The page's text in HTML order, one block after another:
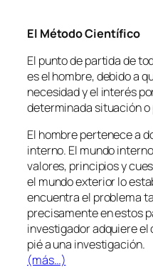
El Método Científico
El punto de partida de
es el hombre, debido a
necesidad y el interés
determinada situación o
El hombre pertenece a
interno. El mundo
valores, principios y
el mundo exterior lo
encuentra el problema
precisamente en estos
investigador adquiere
pié a una investigación.
(más…)